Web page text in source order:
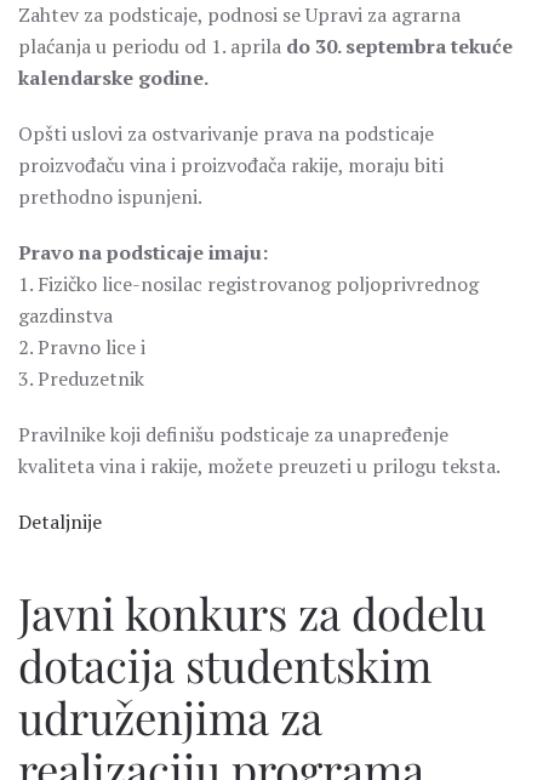
Zahtev za podsticaje, podnosi se Upravi za agrarna
plaćanja u periodu od 1. aprila do 30. septembra tekuće
kalendarske godine.
Opšti uslovi za ostvarivanje prava na podsticaje
proizvođaču vina i proizvođača rakije, moraju biti
prethodno ispunjeni.
Pravo na podsticaje imaju:
1. Fizičko lice-nosilac registrovanog poljoprivrednog
gazdinstva
2. Pravno lice i
3. Preduzetnik
Pravilnike koji definišu podsticaje za unapređenje
kvaliteta vina i rakije, možete preuzeti u prilogu teksta.
Detaljnije
Javni konkurs za dodelu
dotacija studentskim
udruženjima za